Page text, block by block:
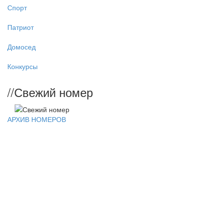
Спорт
Патриот
Домосед
Конкурсы
//Свежий номер
АРХИВ НОМЕРОВ